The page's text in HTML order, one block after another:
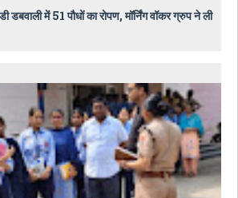
में 51 पौधों का रोपण, मॉर्निंग वॉकर ग्रुप ने ली